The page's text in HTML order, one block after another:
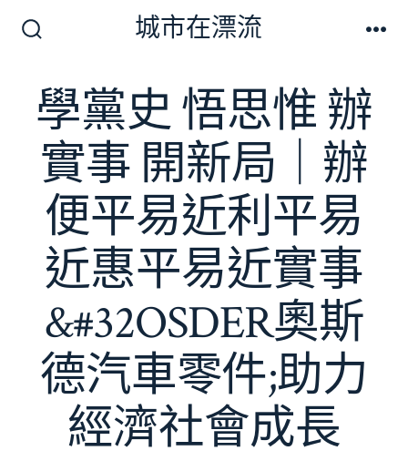
切
換
開
關
城市在漂流
學黨史 悟思惟 辦
實事 開新局｜辦
便平易近利平易
近惠平易近實事
&#32OSDER奧斯
德汽車零件;助力
經濟社會成長